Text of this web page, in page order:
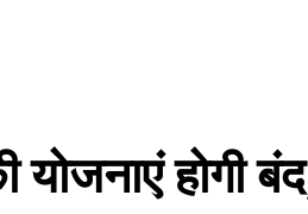
होगी